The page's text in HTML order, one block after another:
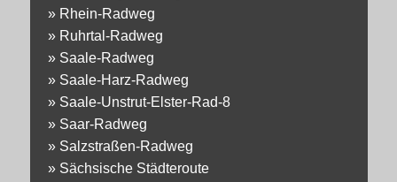
» Rhein-Radweg
» Ruhrtal-Radweg
» Saale-Radweg
» Saale-Harz-Radweg
» Saale-Unstrut-Elster-Rad-8
» Saar-Radweg
» Salzstraßen-Radweg
» Sächsische Städteroute